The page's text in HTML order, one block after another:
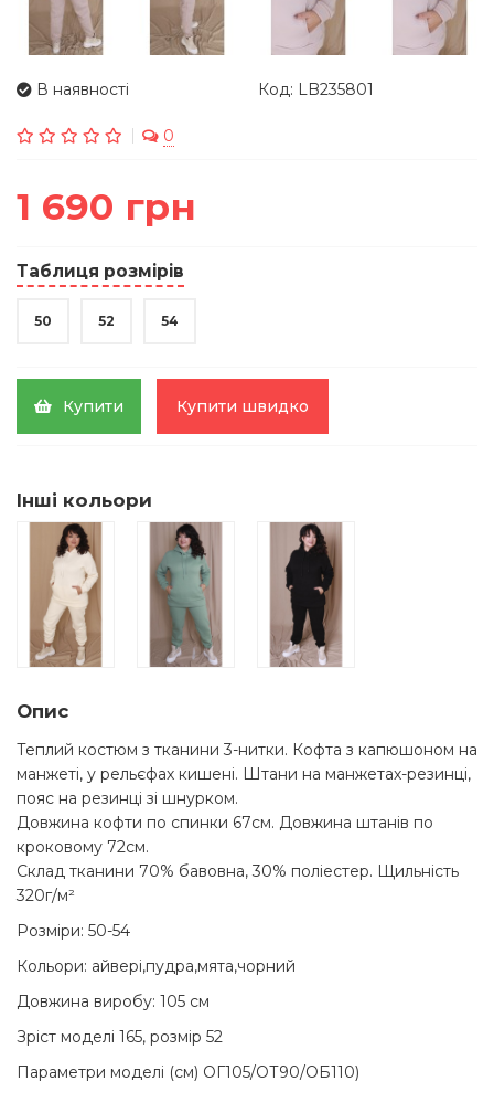
В наявності Код: LB235801
0
1 690 грн
Таблиця розмірів
50 52 54
Купити Купити швидко
Інші кольори
Опис
Теплий костюм з тканини 3-нитки. Кофта з капюшоном на
манжеті, у рельєфах кишені. Штани на манжетах-резинці,
пояс на резинці зі шнурком.
Довжина кофти по спинки 67см. Довжина штанів по
кроковому 72см.
Склад тканини 70% бавовна, 30% поліестер. Щильність
320г/м²
Розміри: 50-54
Кольори: айвері,пудра,мята,чорний
Довжина виробу: 105 см
Зріст моделі 165, розмір 52
Параметри моделі (см) ОГ105/ОТ90/ОБ110)